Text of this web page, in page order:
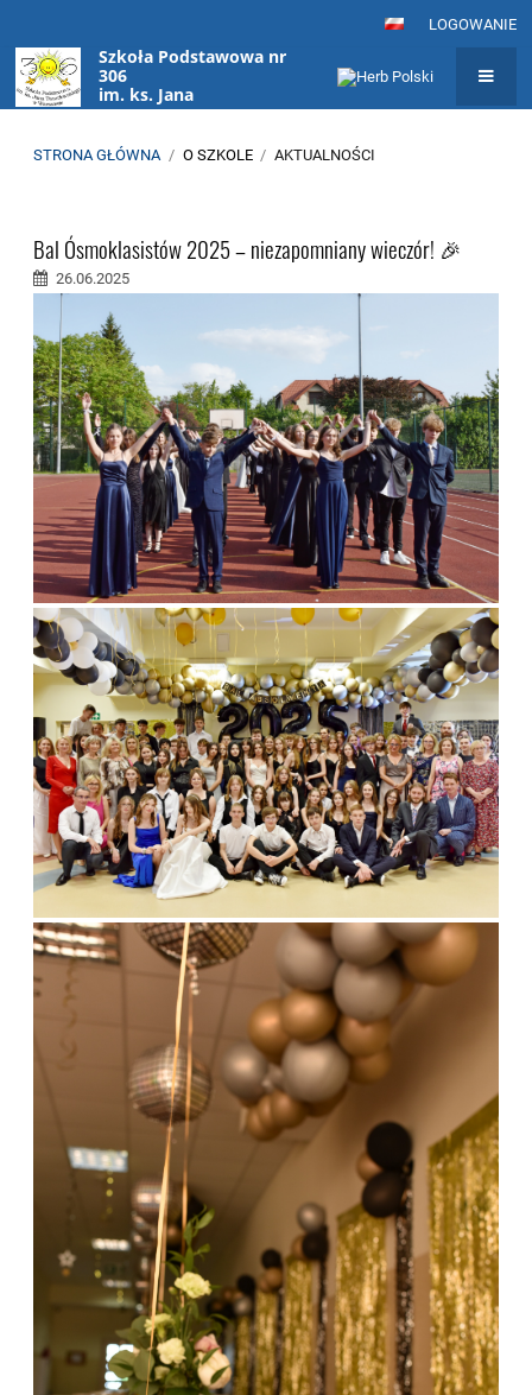
LOGOWANIE
Szkoła Podstawowa nr
306
im. ks. Jana
Twardowskiego
STRONA GŁÓWNA / O SZKOLE / AKTUALNOŚCI
Bal Ósmoklasistów 2025 – niezapomniany wieczór! 🎉
26.06.2025